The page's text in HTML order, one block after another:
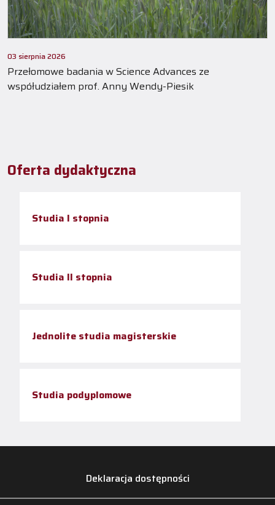
03 sierpnia 2026
Przełomowe badania w Science Advances ze
współudziałem prof. Anny Wendy-Piesik
Oferta dydaktyczna
Studia I stopnia
Studia II stopnia
Jednolite studia magisterskie
Studia podyplomowe
Deklaracja dostępności